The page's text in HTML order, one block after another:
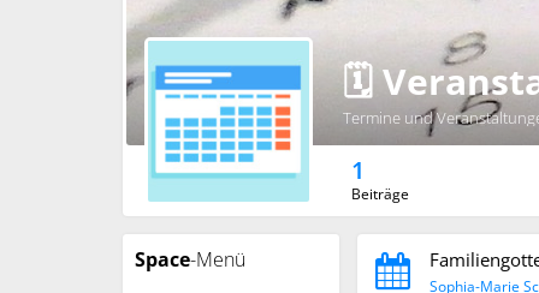
🗓️
Termine und
1
Beiträge
Space-Menü
Sophia-Marie